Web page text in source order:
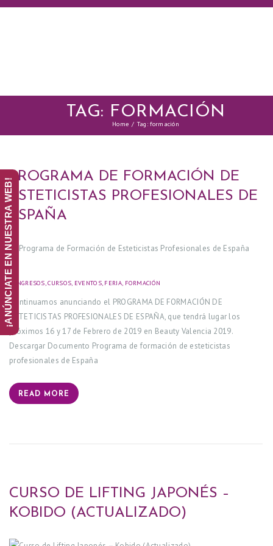
TAG: FORMACIÓN
Home Tag: formación
Q
I
N
M
O
PROGRAMA DE FORMACIÓN DE
ESTETICISTAS PROFESIONALES DE
ESPAÑA
CONGRESOS ,CURSOS EVENTOS, FERIA, FORMACIÓN
Continuamos anunciando el PROGRAMA DE FORMACIÓN DE
ESTETICISTAS PROFESIONALES DE ESPAÑA, que tendrá lugar los
próximos 16 y 17 de Febrero de 2019 en Beauty Valencia 2019.
Descargar Documento Programa de formación de esteticistas
profesionales de España
READ MORE
CURSO DE LIFTING JAPONÉS –
KOBIDO (ACTUALIZADO)
¡ANÚNCIATE EN NUESTRA WEB!